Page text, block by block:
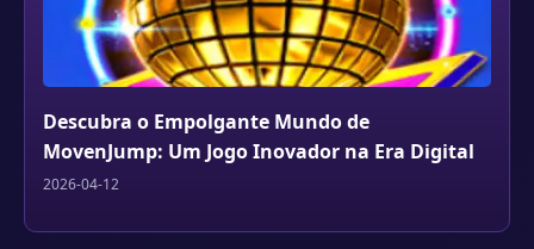
Descubra o Empolgante Mundo de
MovenJump: Um Jogo Inovador na Era Digital
2026-04-12